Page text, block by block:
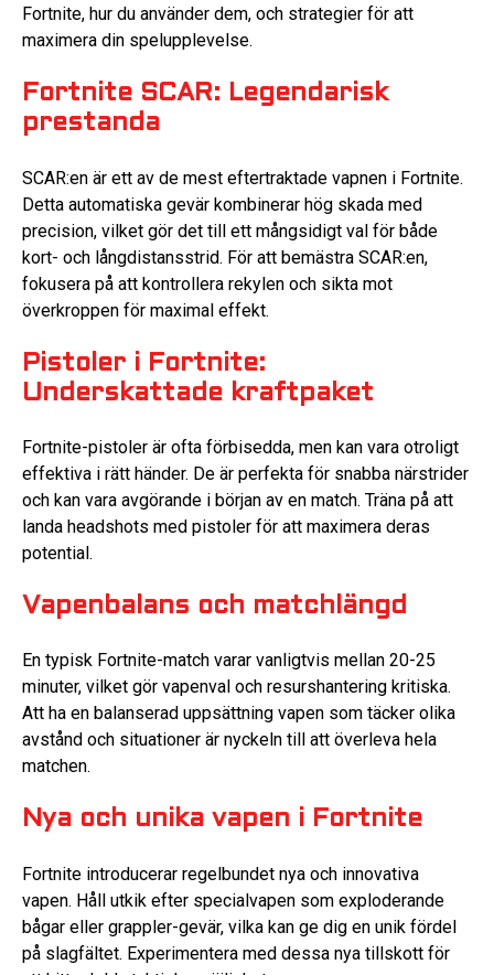
Fortnite, hur du använder dem, och strategier för att
maximera din spelupplevelse.
Fortnite SCAR: Legendarisk
prestanda
SCAR:en är ett av de mest eftertraktade vapnen i Fortnite.
Detta automatiska gevär kombinerar hög skada med
precision, vilket gör det till ett mångsidigt val för både
kort- och långdistansstrid. För att bemästra SCAR:en,
fokusera på att kontrollera rekylen och sikta mot
överkroppen för maximal effekt.
Pistoler i Fortnite:
Underskattade kraftpaket
Fortnite-pistoler är ofta förbisedda, men kan vara otroligt
effektiva i rätt händer. De är perfekta för snabba närstrider
och kan vara avgörande i början av en match. Träna på att
landa headshots med pistoler för att maximera deras
potential.
Vapenbalans och matchlängd
En typisk Fortnite-match varar vanligtvis mellan 20-25
minuter, vilket gör vapenval och resurshantering kritiska.
Att ha en balanserad uppsättning vapen som täcker olika
avstånd och situationer är nyckeln till att överleva hela
matchen.
Nya och unika vapen i Fortnite
Fortnite introducerar regelbundet nya och innovativa
vapen. Håll utkik efter specialvapen som exploderande
bågar eller grappler-gevär, vilka kan ge dig en unik fördel
på slagfältet. Experimentera med dessa nya tillskott för